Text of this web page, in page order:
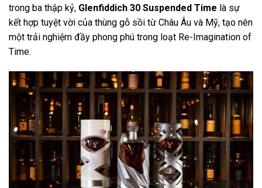
trong ba thập kỷ, Glenfiddich 30 Suspended Time là sự
kết hợp tuyệt vời của thùng gỗ sồi từ Châu Âu và Mỹ, tạo nên
một trải nghiệm đầy phong phú trong loạt Re-Imagination of
Time.